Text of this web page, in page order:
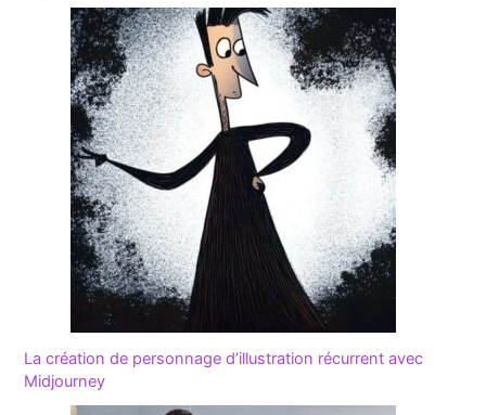
La création de personnage d’illustration récurrent avec
Midjourney